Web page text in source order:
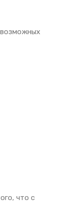
возможных
что с